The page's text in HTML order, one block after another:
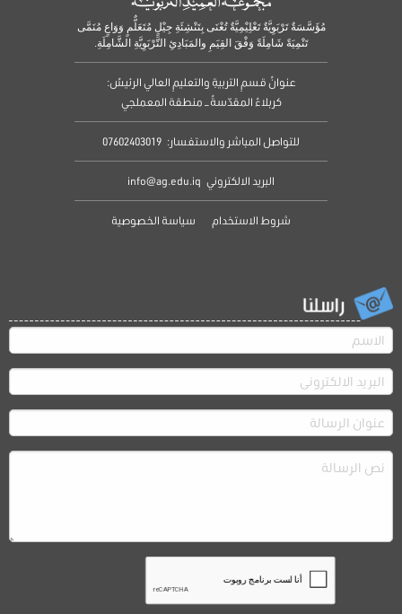
مُؤَسَّسَةٌ تَرْبَوِيَّةٌ تَعْلِيْمِيَّةٌ تُعْنَى بِتَنْشِئَةِ جِيْلٍ مُتَعَلٌّمٍ وَوَاعٍ مُنَمَّى
تَنْمِيَةً شَامِلَةً وَفْقَ القِيَمِ والمَبَادِئِ التَّرْبَوِيَّةِ الشَّامِلَةِ.
عنوانُ قسمِ التربيةِ والتعليمِ العالي الرئيسُ:
كربلاءُ المقدّسةُ – منطقة المعملجي
للتواصل المباشر والاستفسار: 07602403019
البريد الالكتروني info@ag.edu.iq
شروط الاستخدام سياسة الخصوصية